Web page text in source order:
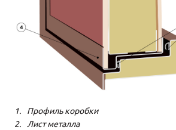
Профиль коробки
Лист металла